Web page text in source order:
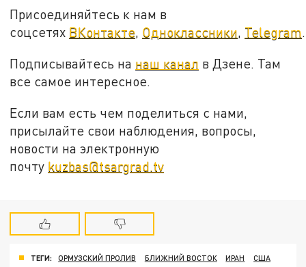
Присоединяйтесь к нам в
соцсетях ВКонтакте, Одноклассники, Telegram.
Подписывайтесь на наш канал в Дзене. Там
все самое интересное.
Если вам есть чем поделиться с нами,
присылайте свои наблюдения, вопросы,
новости на электронную
почту kuzbas@tsargrad.tv
ТЕГИ: ОРМУЗСКИЙ ПРОЛИВ БЛИЖНИЙ ВОСТОК ИРАН
США